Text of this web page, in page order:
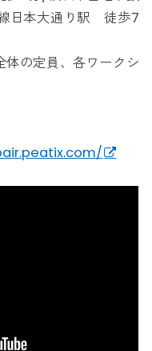
日本大通り駅 徒歩7
の定員、各ワークシ